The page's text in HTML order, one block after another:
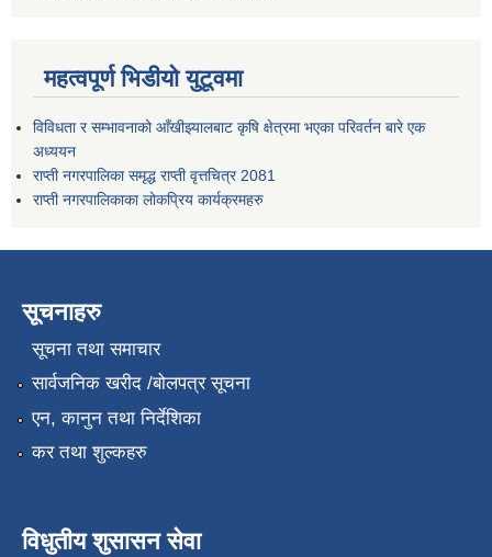
महत्वपूर्ण भिडीयो युटूवमा
विविधता र सम्भावनाको आँखीझ्यालबाट कृषि क्षेत्रमा भएका परिवर्तन बारे एक
अध्ययन
राप्ती नगरपालिका समृद्ध राप्ती वृत्तचित्र 2081
राप्ती नगरपालिकाका लोकप्रिय कार्यक्रमहरु
सूचनाहरु
सूचना तथा समाचार
सार्वजनिक खरीद /बोलपत्र सूचना
एन, कानुन तथा निर्देशिका
कर तथा शुल्कहरु
विधुतीय शुसासन सेवा